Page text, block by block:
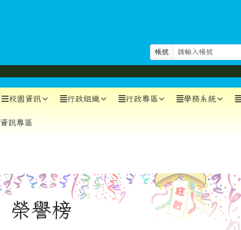
帳號
校園資訊 行政組織 行政專區 學務系統
資訊專區
榮譽榜